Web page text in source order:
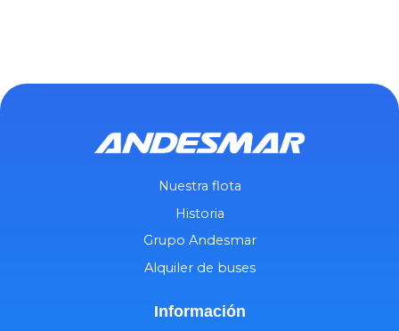
Nuestra flota
Historia
Grupo Andesmar
Alquiler de buses
Información